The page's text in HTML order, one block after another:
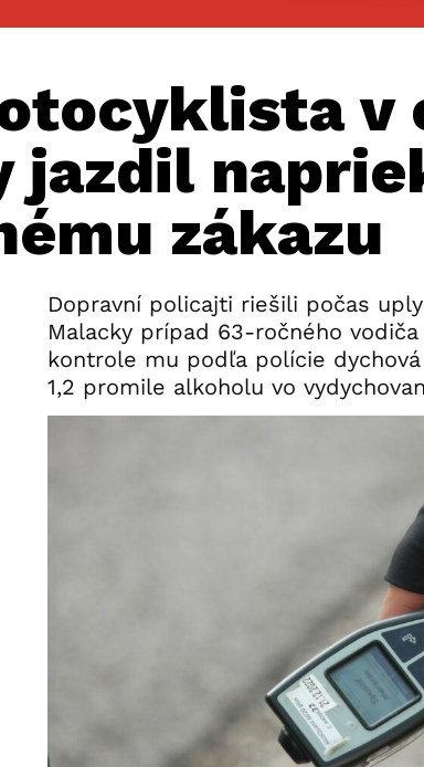
v
jazdil
zákazu
Dopravní policajti riešili počas
Malacky prípad 63-ročného
kontrole mu podľa polície
1,2 promile alkoholu vo